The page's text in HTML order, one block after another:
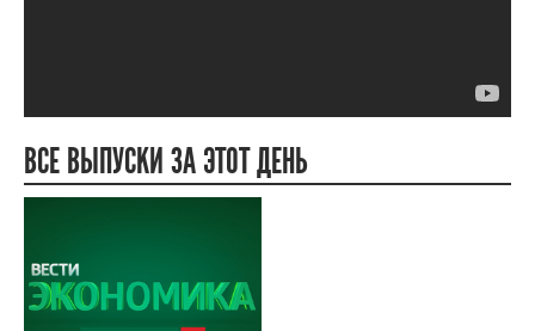
ВСЕ ВЫПУСКИ ЗА ЭТОТ ДЕНЬ